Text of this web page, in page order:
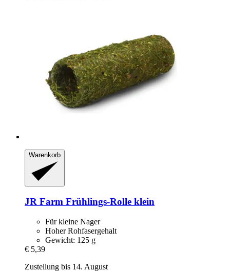
Warenkorb
JR Farm Frühlings-​Rolle klein
Für kleine Nager
Hoher Rohfasergehalt
Gewicht: 125 g
€ 5,39
Zustellung bis 14. August